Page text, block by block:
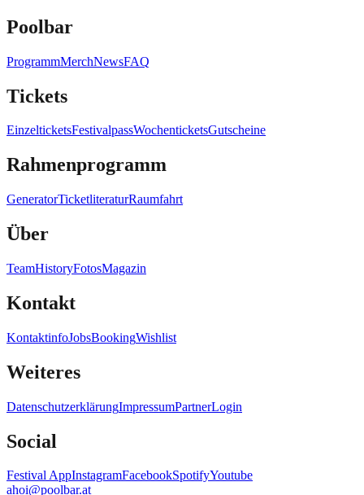
Poolbar
ProgrammMerchNewsFAQ
Tickets
EinzelticketsFestivalpassWochenticketsGutscheine
Rahmenprogramm
GeneratorTicketliteraturRaumfahrt
Über
TeamHistoryFotosMagazin
Kontakt
KontaktinfoJobsBookingWishlist
Weiteres
DatenschutzerklärungImpressumPartnerLogin
Social
Festival AppInstagramFacebookSpotifyYoutube
ahoi@poolbar.at